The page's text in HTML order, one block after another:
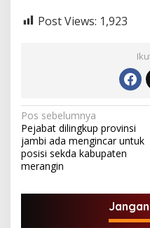
Post Views: 1,923
N
a
v
g
Pos sebelumnya
Pejabat dilingkup provinsi
jambi ada mengincar untuk
posisi sekda kabupaten
merangin